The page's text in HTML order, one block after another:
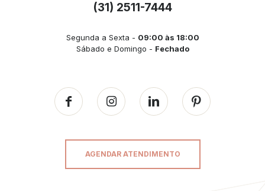
(31) 2511-7444
Segunda a Sexta - 09:00 às 18:00
Sábado e Domingo - Fechado
AGENDAR ATENDIMENTO